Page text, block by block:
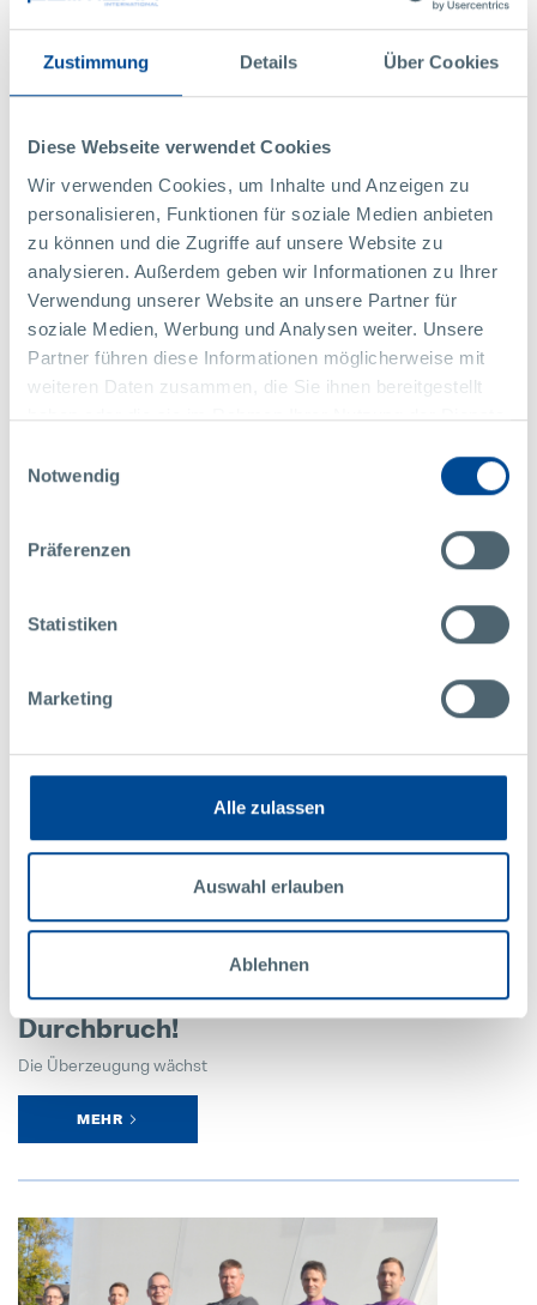
Zustimmung Details Über Cookies
Diese Webseite verwendet Cookies
Wir verwenden Cookies, um Inhalte und Anzeigen zu
personalisieren, Funktionen für soziale Medien anbieten
zu können und die Zugriffe auf unsere Website zu
analysieren. Außerdem geben wir Informationen zu Ihrer
Verwendung unserer Website an unsere Partner für
soziale Medien, Werbung und Analysen weiter. Unsere
Partner führen diese Informationen möglicherweise mit
weiteren Daten zusammen, die Sie ihnen bereitgestellt
haben oder die sie im Rahmen Ihrer Nutzung der Dienste
Notwendig
Präferenzen
Statistiken
Marketing
Alle zulassen
Auswahl erlauben
Ablehnen
MEILENSTEINE NEWSLETTER
28
Juli2020
Pollmann übernimmt TB&C in China
Das Schiebedach-Kerngeschäft wird weiter ausgebaut
17
Elektromobilität schafft den
Durchbruch!
Die Überzeugung wächst
MEHR